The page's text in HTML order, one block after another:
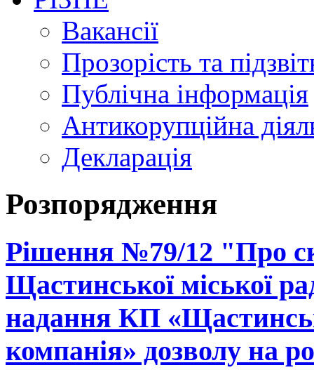
Вакансії
Прозорість та
Публічна інформація
Антикорупційна
Декларація
Розпорядження
Рішення №79/12 "Про
Щастинської міської
надання КП
компанія» дозволу на